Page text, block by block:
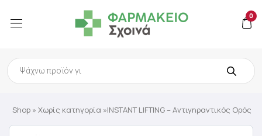
0
Products
search
Shop » Χωρίς κατηγορία »INSTANT LIFTING – Aντιγηραντικός Ορός